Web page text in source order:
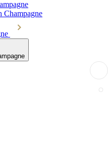
Champagne